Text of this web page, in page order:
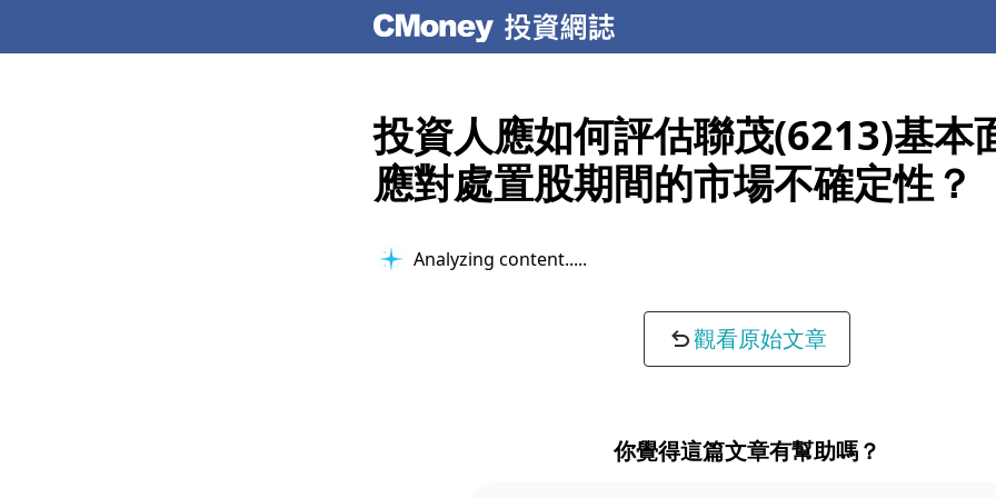
投資人應如何評估聯茂(6213)基本
應對處置股期間的市場不確定性？
Analyzing content...
觀看原始文章
你覺得這篇文章有幫助嗎？